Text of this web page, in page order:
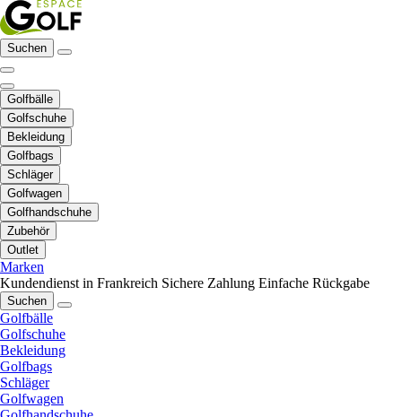
Suchen
Golfbälle
Golfschuhe
Bekleidung
Golfbags
Schläger
Golfwagen
Golfhandschuhe
Zubehör
Outlet
Marken
Kundendienst in Frankreich Sichere Zahlung Einfache Rückgabe
Suchen
Golfbälle
Golfschuhe
Bekleidung
Golfbags
Schläger
Golfwagen